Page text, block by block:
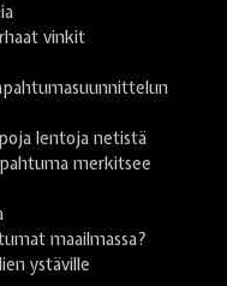
vinkit
lentoja netistä
merkitsee
maailmassa?
ystäville